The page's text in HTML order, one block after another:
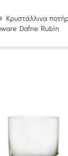
Κρυστάλλινα
Dafne Rubin